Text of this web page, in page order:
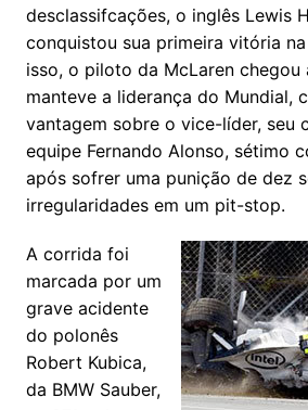
desclassifcações, o inglês Lewis
conquistou sua primeira vitória
isso, o piloto da McLaren
manteve a liderança do Mundial,
vantagem sobre o vice-líder, seu
equipe Fernando Alonso, sétimo
após sofrer uma punição de dez
irregularidades em um pit-stop.
A corrida foi
marcada por um
grave acidente
do polonês
Robert Kubica,
da BMW Sauber,